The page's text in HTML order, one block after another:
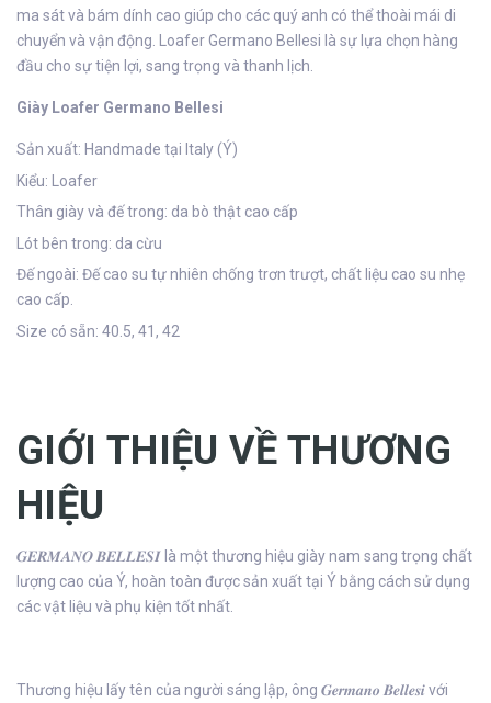
ma sát và bám dính cao giúp cho các quý anh có thể thoài mái di
chuyển và vận động. Loafer Germano Bellesi là sự lựa chọn hàng
đầu cho sự tiện lợi, sang trọng và thanh lịch.
Giày Loafer Germano Bellesi
Sản xuất: Handmade tại Italy (Ý)
Kiểu: Loafer
Thân giày và đế trong: da bò thật cao cấp
Lót bên trong: da cừu
Đế ngoài: Đế cao su tự nhiên chống trơn trượt, chất liệu cao su nhẹ
cao cấp.
Size có sẵn: 40.5, 41, 42
GIỚI THIỆU VỀ THƯƠNG
HIỆU
𝑮𝑬𝑹𝑴𝑨𝑵𝑶 𝑩𝑬𝑳𝑳𝑬𝑺𝑰 là một thương hiệu giày nam sang trọng chất
lượng cao của Ý, hoàn toàn được sản xuất tại Ý bằng cách sử dụng
các vật liệu và phụ kiện tốt nhất.
Thương hiệu lấy tên của người sáng lập, ông 𝑮𝒆𝒓𝒎𝒂𝒏𝒐 𝑩𝒆𝒍𝒍𝒆𝒔𝒊 với